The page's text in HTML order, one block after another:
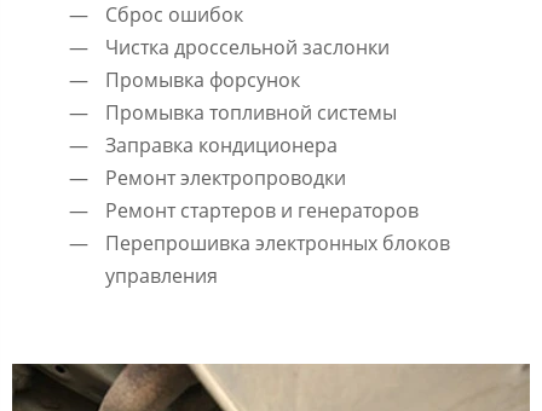
Сброс ошибок
Чистка дроссельной заслонки
Промывка форсунок
Промывка топливной системы
Заправка кондиционера
Ремонт электропроводки
Ремонт стартеров и генераторов
Перепрошивка электронных блоков
управления